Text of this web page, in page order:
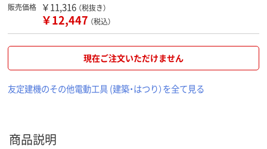
販売価格 ￥11,316 （税抜き）
￥12,447 （税込）
現在ご注文いただけません
友定建機のその他電動工具 (建築・はつり）を全て見る
商品説明